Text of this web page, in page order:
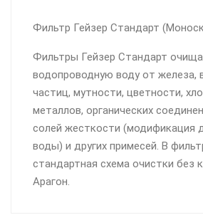
Фильтр Гейзер Стандарт
Фильтры Гейзер Стандарт
водопроводную воду от железа,
частиц, мутности, цветности,
металлов, органических
солей жесткости (модификация
воды) и других примесей. В
стандартная схема очистки без
Арагон.